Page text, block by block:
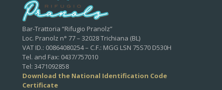
Bar-Trattoria “Rifugio Pranolz”
Loc. Pranolz n° 77 – 32028 Trichiana (BL)
VAT ID.: 00864080254 – C.F.: MGG LSN 75S70 D530H
Tel. and Fax: 0437/757010
Tel: 3471092858
Download the National Identification Code
Certificate